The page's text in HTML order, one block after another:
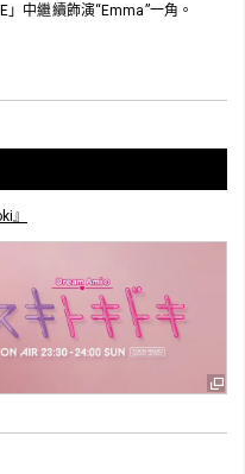
中繼續飾演“Emma”一角。
』